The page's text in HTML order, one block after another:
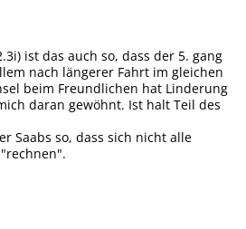
ist das auch so, dass der 5. gang
nach längerer Fahrt im gleichen
beim Freundlichen hat Linderung
daran gewöhnt. Ist halt Teil des
Saabs so, dass sich nicht alle